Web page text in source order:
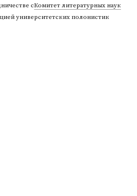
сКомитет литературных наук
университетских полонистик